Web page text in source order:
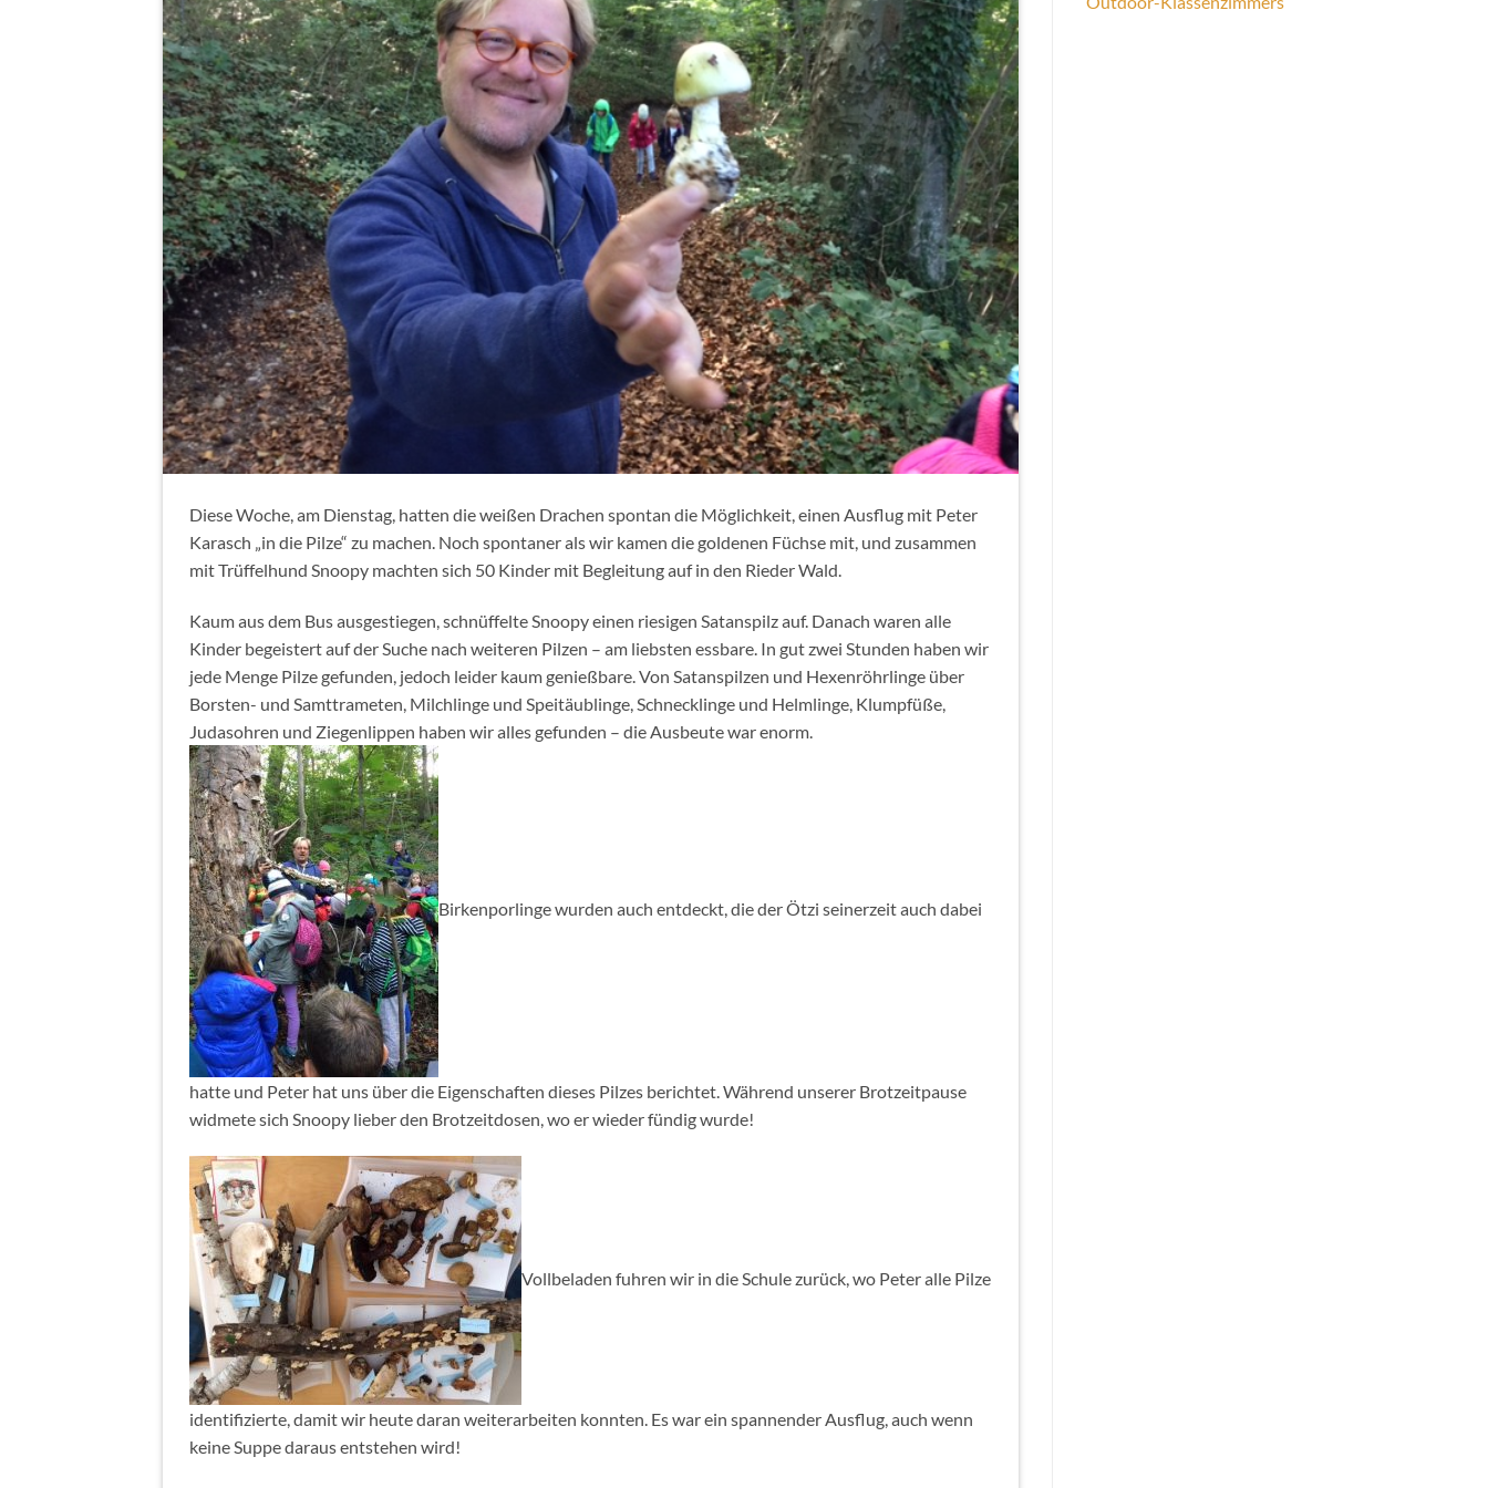
Diese Woche, am Dienstag, hatten die weißen Drachen spontan die Möglichkeit, einen Ausflug mit Peter
Karasch „in die Pilze“ zu machen. Noch spontaner als wir kamen die goldenen Füchse mit, und zusammen
mit Trüffelhund Snoopy machten sich 50 Kinder mit Begleitung auf in den Rieder Wald.
Kaum aus dem Bus ausgestiegen, schnüffelte Snoopy einen riesigen Satanspilz auf. Danach waren alle
Kinder begeistert auf der Suche nach weiteren Pilzen – am liebsten essbare. In gut zwei Stunden haben wir
jede Menge Pilze gefunden, jedoch leider kaum genießbare. Von Satanspilzen und Hexenröhrlinge über
Borsten- und Samttrameten, Milchlinge und Speitäublinge, Schnecklinge und Helmlinge, Klumpfüße,
Judasohren und Ziegenlippen haben wir alles gefunden – die Ausbeute war enorm.
Birkenporlinge wurden auch entdeckt, die der Ötzi seinerzeit auch dabei
hatte und Peter hat uns über die Eigenschaften dieses Pilzes berichtet. Während unserer Brotzeitpause
widmete sich Snoopy lieber den Brotzeitdosen, wo er wieder fündig wurde!
Vollbeladen fuhren wir in die Schule zurück, wo Peter alle Pilze
identifizierte, damit wir heute daran weiterarbeiten konnten. Es war ein spannender Ausflug, auch wenn
keine Suppe daraus entstehen wird!